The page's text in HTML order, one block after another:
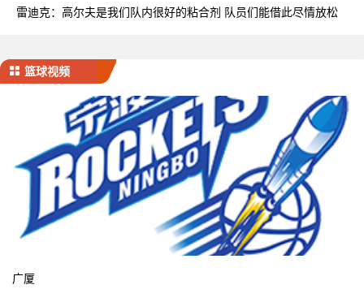
雷迪克：高尔夫是我们队内很好的粘合剂 队员们能借此尽情放松
篮球视频
广厦